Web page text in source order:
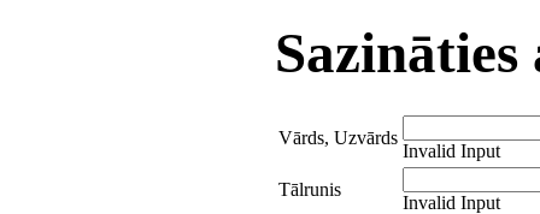
Vārds, Uzvārds
Invalid Input
Tālrunis
Invalid Input